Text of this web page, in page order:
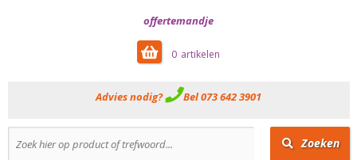
offertemandje
0
Advies nodig? Bel 073 642 3901
Zoeken